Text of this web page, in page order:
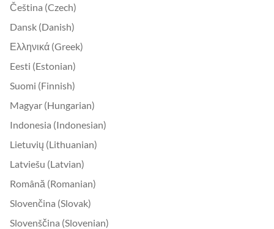
Čeština (Czech)
Dansk (Danish)
Ελληνικά (Greek)
Eesti (Estonian)
Suomi (Finnish)
Magyar (Hungarian)
Indonesia (Indonesian)
Lietuvių (Lithuanian)
Latviešu (Latvian)
Română (Romanian)
Slovenčina (Slovak)
Slovenščina (Slovenian)